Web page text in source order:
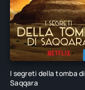
I segreti della tomba di
Saqqara